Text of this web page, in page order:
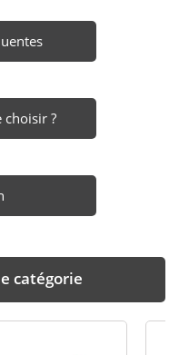
choisir ?
catégorie